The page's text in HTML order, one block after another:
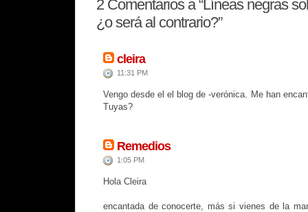
2 Comentarios a “Líneas negras
¿o será al contrario?”
cleira
11:31 PM
Vengo desde el el blog de -verónica. Me han
Tuyas?
Remedios
1:05 PM
Hola Cleira
encantada de conocerte, más si vienes de la